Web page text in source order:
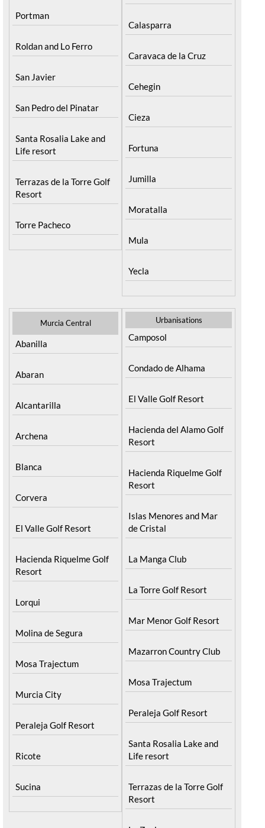
Portman
Roldan and Lo Ferro
San Javier
San Pedro del Pinatar
Santa Rosalia Lake and
Life resort
Terrazas de la Torre Golf
Resort
Torre Pacheco
Calasparra
Caravaca de la Cruz
Cehegin
Cieza
Fortuna
Jumilla
Moratalla
Mula
Yecla
Murcia Central
Abanilla
Abaran
Alcantarilla
Archena
Blanca
Corvera
El Valle Golf Resort
Hacienda Riquelme Golf
Resort
Lorqui
Molina de Segura
Mosa Trajectum
Murcia City
Peraleja Golf Resort
Ricote
Sucina
Urbanisations
Camposol
Condado de Alhama
El Valle Golf Resort
Hacienda del Alamo Golf
Resort
Hacienda Riquelme Golf
Resort
Islas Menores and Mar
de Cristal
La Manga Club
La Torre Golf Resort
Mar Menor Golf Resort
Mazarron Country Club
Mosa Trajectum
Peraleja Golf Resort
Santa Rosalia Lake and
Life resort
Terrazas de la Torre Golf
Resort